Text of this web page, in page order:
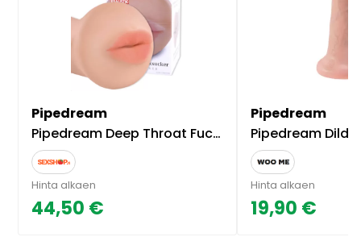
Pipedream
Pipedream Deep Throat FuckMeSilly Masturbaattori
Hinta alkaen
44,50 €
Pipedream
Pipedream Dildo King
Hinta alkaen
19,90 €